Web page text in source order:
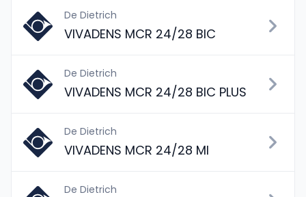
De Dietrich
VIVADENS MCR 24/28 BIC
De Dietrich
VIVADENS MCR 24/28 BIC PLUS
De Dietrich
VIVADENS MCR 24/28 MI
De Dietrich